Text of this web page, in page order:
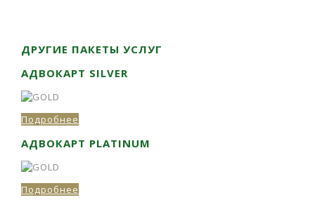
ДРУГИЕ ПАКЕТЫ УСЛУГ
АДВОКАРТ SILVER
Подробнее
АДВОКАРТ PLATINUM
Подробнее